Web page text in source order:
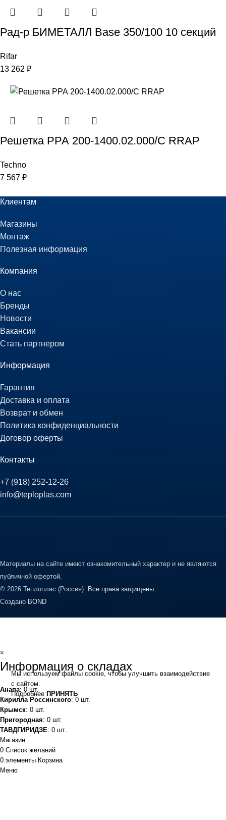
Рад-р БИМЕТАЛЛ Base 350/100 10 секций
Rifar
13 262 ₽
Решетка РРА 200-1400.02.000/С RRAP
Techno
7 567 ₽
Клиентам
Магазины
Монтаж
Полезная информация
Компания
О нас
Бренды
Новости
Вакансии
Стать партнером
Информация
Гарантия
Доставка и оплата
Возврат и обмен
Политика конфиденциальности
Договор оферты
Контакты
+7 (918) 252-12-26
info@teploplas.com
Материалы на сайте имеют ознакомительный характер и не являются
публичной офертой.
© 2026 Теплоплас (Россия). Все права защищены.
Создано BOND
Мы используем файлы cookie, чтобы улучшить взаимодействие
с сайтом.
Подробнее ПРИНЯТЬ
×
Информация о складах
Анапа: 0 шт.
Кирилла Россинского: 0 шт.
Крымск: 0 шт.
Пригородная: 0 шт.
ТАВДГИРИДЗЕ: 0 шт.
Магазин
0 Список желаний
0 элементы Корзина
Меню